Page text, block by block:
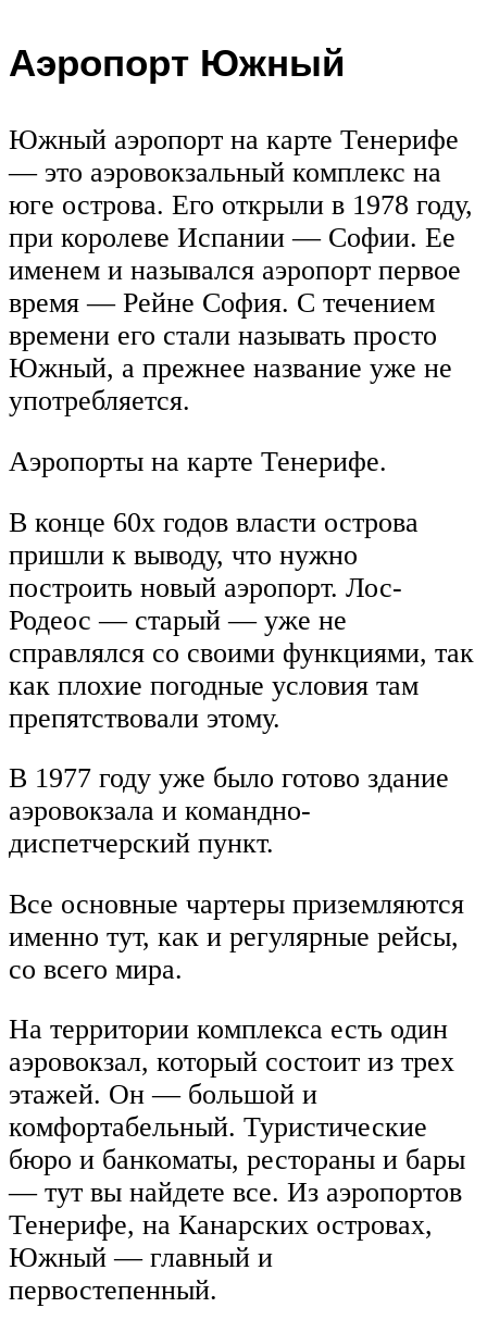
Аэропорт Южный
Южный аэропорт на карте Тенерифе
— это аэровокзальный комплекс на
юге острова. Его открыли в 1978 году,
при королеве Испании — Софии. Ее
именем и назывался аэропорт первое
время — Рейне София. С течением
времени его стали называть просто
Южный, а прежнее название уже не
употребляется.
Аэропорты на карте Тенерифе.
В конце 60х годов власти острова
пришли к выводу, что нужно
построить новый аэропорт. Лос-
Родеос — старый — уже не
справлялся со своими функциями, так
как плохие погодные условия там
препятствовали этому.
В 1977 году уже было готово здание
аэровокзала и командно-
диспетчерский пункт.
Все основные чартеры приземляются
именно тут, как и регулярные рейсы,
со всего мира.
На территории комплекса есть один
аэровокзал, который состоит из трех
этажей. Он — большой и
комфортабельный. Туристические
бюро и банкоматы, рестораны и бары
— тут вы найдете все. Из аэропортов
Тенерифе, на Канарских островах,
Южный — главный и
первостепенный.